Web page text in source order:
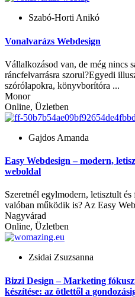
Szabó-Horti Anikó
Vonalvarázs Webdesign
Vállalkozásod van, de még nincs
ráncfelvarrásra szorul?Egyedi
szórólapokra, könyvborítóra ...
Monor
Online, Üzletben
Gajdos Amanda
Easy Webdesign – modern,
weboldal
Szeretnél egylmodern, letisztult
valóban működik is? Az Easy
Nagyvárad
Online, Üzletben
Zsidai Zsuzsanna
Bizzi Design – Marketing
készítése: az ötlettől a